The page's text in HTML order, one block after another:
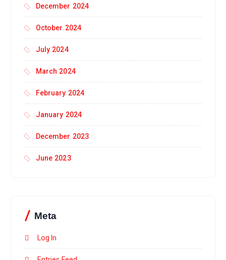
December 2024
October 2024
July 2024
March 2024
February 2024
January 2024
December 2023
June 2023
Meta
Log In